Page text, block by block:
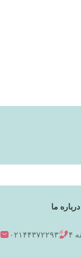
درباره ما
۰۲۱۴۴۳۷۲۲۹۳